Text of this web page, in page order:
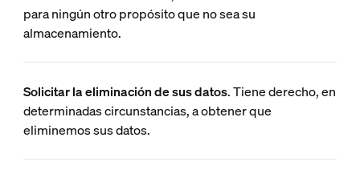
para ningún otro propósito que no sea su
almacenamiento.
Solicitar la eliminación de sus datos. Tiene derecho, en
determinadas circunstancias, a obtener que
eliminemos sus datos.